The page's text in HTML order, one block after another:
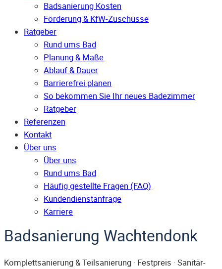
Badsanierung Kosten
Förderung & KfW-Zuschüsse
Ratgeber
Rund ums Bad
Planung & Maße
Ablauf & Dauer
Barrierefrei planen
So bekommen Sie Ihr neues Badezimmer
Ratgeber
Referenzen
Kontakt
Über uns
Über uns
Rund ums Bad
Häufig gestellte Fragen (FAQ)
Kunden­dienst­anfrage
Karriere
Badsanierung Wachtendonk
Komplettsanierung & Teilsanierung · Festpreis · Sanitär-